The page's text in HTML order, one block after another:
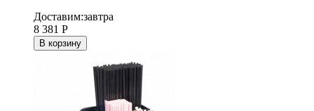
Доставим:завтра
8 381 Р
В корзину